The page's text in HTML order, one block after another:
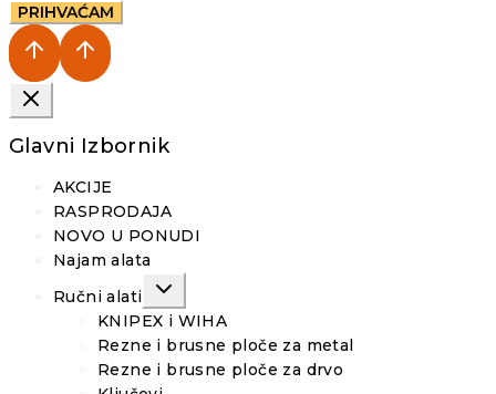
PRIHVAĆAM
Glavni Izbornik
AKCIJE
RASPRODAJA
NOVO U PONUDI
Najam alata
Ručni alati
TOGGLE
MENU
KNIPEX i WIHA
Rezne i brusne ploče za metal
Rezne i brusne ploče za drvo